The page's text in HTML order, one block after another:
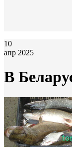
10
апр 2025
В